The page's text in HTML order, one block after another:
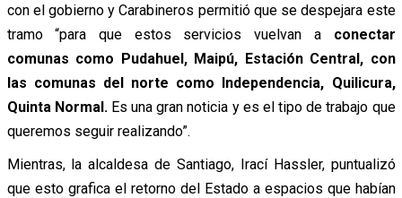
con el gobierno y Carabineros permitió que se despejara este
tramo “para que estos servicios vuelvan a conectar
comunas como Pudahuel, Maipú, Estación Central, con
las comunas del norte como Independencia, Quilicura,
Quinta Normal. Es una gran noticia y es el tipo de trabajo que
queremos seguir realizando”.
Mientras, la alcaldesa de Santiago, Irací Hassler, puntualizó
que esto grafica el retorno del Estado a espacios que habían